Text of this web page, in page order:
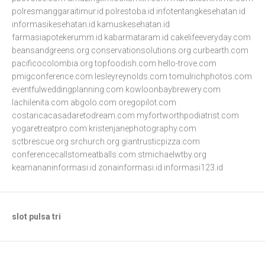
polresmanggaraitimur.id polrestoba.id infotentangkesehatan.id
informasikesehatan.id kamuskesehatan.id
farmasiapotekerumm.id kabarmataram.id cakelifeeveryday.com
beansandgreens.org conservationsolutions.org curbearth.com
pacificocolombia.org topfoodish.com hello-trove.com
pmigconference.com lesleyreynolds.com tomulrichphotos.com
eventfulweddingplanning.com kowloonbaybrewery.com
lachilenita.com abgolo.com oregopilot.com
costaricacasadaretodream.com myfortworthpodiatrist.com
yogaretreatpro.com kristenjanephotography.com
sctbrescue.org srchurch.org giantrusticpizza.com
conferencecallstomeatballs.com stmichaelwtby.org
keamananinformasi.id zonainformasi.id informasi123.id
slot pulsa tri